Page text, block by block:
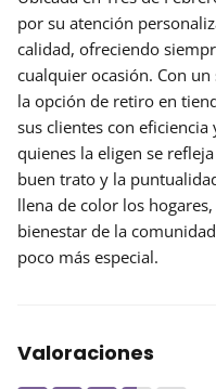
por su atención
calidad, ofreciendo
cualquier ocasión. Con
la opción de retiro en
sus clientes con eficiencia
quienes la eligen se
buen trato y la
llena de color los
bienestar de la
poco más especial.
Valoraciones